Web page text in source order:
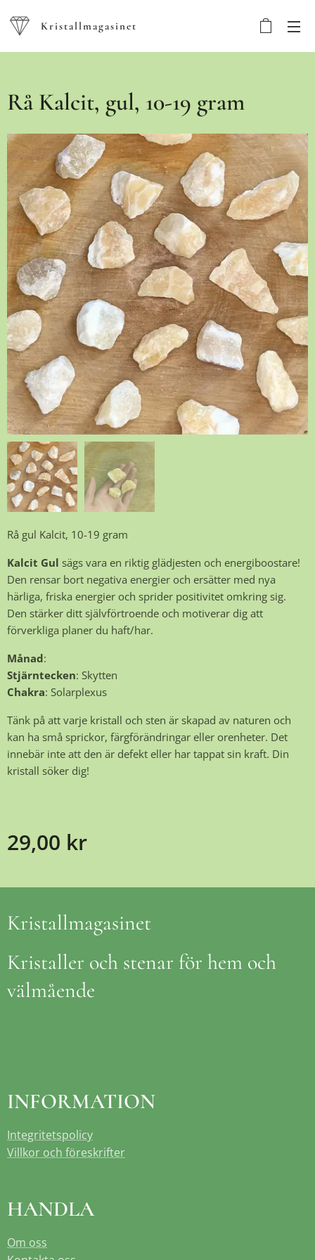
Kristallmagasinet
Rå Kalcit, gul, 10-19 gram
Rå gul Kalcit, 10-19 gram
Kalcit Gul sägs vara en riktig glädjesten och energiboostare!
Den rensar bort negativa energier och ersätter med nya
härliga, friska energier och sprider positivitet omkring sig.
Den stärker ditt självförtroende och motiverar dig att
förverkliga planer du haft/har.
Månad:
Stjärntecken: Skytten
Chakra: Solarplexus
Tänk på att varje kristall och sten är skapad av naturen och
kan ha små sprickor, färgförändringar eller orenheter. Det
innebär inte att den är defekt eller har tappat sin kraft. Din
kristall söker dig!
29,00 kr
Kristallmagasinet
Kristaller och stenar för hem och
välmående
INFORMATION
Integritetspolicy
Villkor och föreskrifter
HANDLA
Om oss